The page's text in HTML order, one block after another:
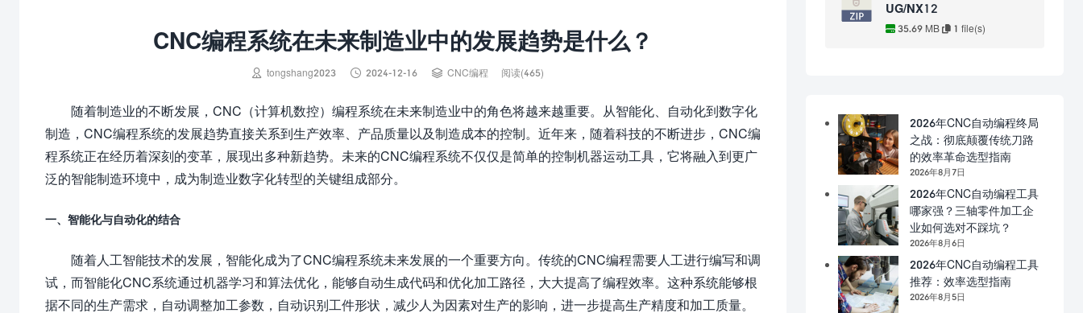
CNC编程系统在未来制造业中的发展趋势是什么？
 tongshang2023  2024-12-16  CNC编程 阅读(465)
随着制造业的不断发展，CNC（计算机数控）编程系统在未来制造业中的角色将越来越重要。从智能化、自动化到数字化
制造，CNC编程系统的发展趋势直接关系到生产效率、产品质量以及制造成本的控制。近年来，随着科技的不断进步，CNC编
程系统正在经历着深刻的变革，展现出多种新趋势。未来的CNC编程系统不仅仅是简单的控制机器运动工具，它将融入到更广
泛的智能制造环境中，成为制造业数字化转型的关键组成部分。
一、智能化与自动化的结合
随着人工智能技术的发展，智能化成为了CNC编程系统未来发展的一个重要方向。传统的CNC编程需要人工进行编写和调
试，而智能化CNC系统通过机器学习和算法优化，能够自动生成代码和优化加工路径，大大提高了编程效率。这种系统能够根
据不同的生产需求，自动调整加工参数，自动识别工件形状，减少人为因素对生产的影响，进一步提高生产精度和加工质量。
UG/NX12
35.69 MB 1 file(s)
2026年CNC自动编程终局
之战：彻底颠覆传统刀路
的效率革命选型指南
2026年8月7日
2026年CNC自动编程工具
哪家强？三轴零件加工企
业如何选对不踩坑？
2026年8月6日
2026年CNC自动编程工具
推荐：效率选型指南
2026年8月5日